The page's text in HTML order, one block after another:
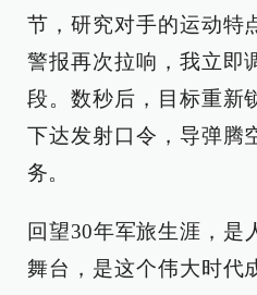
节，研究对手的运动特
警报再次拉响，我立即
段。数秒后，目标重新
下达发射口令，导弹腾
务。
回望30年军旅生涯，是
舞台，是这个伟大时代